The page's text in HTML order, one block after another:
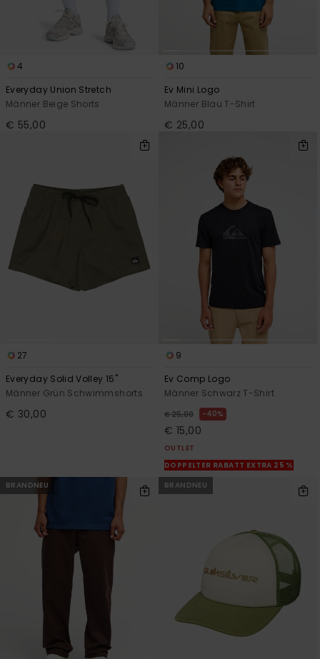
4
Everyday Union Stretch
Männer Beige Shorts
€ 55,00
10
Ev Mini Logo
Männer Blau T-Shirt
€ 25,00
27
Everyday Solid Volley 15"
Männer Grün Schwimmshorts
€ 30,00
9
Ev Comp Logo
Männer Schwarz T-Shirt
€ 25,00 40%
€ 15,00
OUTLET
DOPPELTER RABATT EXTRA 25 %
BRANDNEU
BRANDNEU